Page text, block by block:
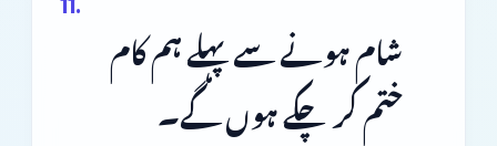
شام ہونے سے پہلے ہم کام
ختم کر چکے ہوں گے۔